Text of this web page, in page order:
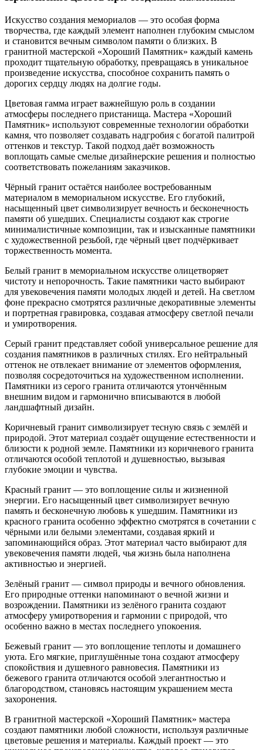
Искусство создания мемориалов — это особая форма
творчества, где каждый элемент наполнен глубоким смыслом
и становится вечным символом памяти о близких. В
гранитной мастерской «Хороший Памятник» каждый камень
проходит тщательную обработку, превращаясь в уникальное
произведение искусства, способное сохранить память о
дорогих сердцу людях на долгие годы.
Цветовая гамма играет важнейшую роль в создании
атмосферы последнего пристанища. Мастера «Хороший
Памятник» используют современные технологии обработки
камня, что позволяет создавать надгробия с богатой палитрой
оттенков и текстур. Такой подход даёт возможность
воплощать самые смелые дизайнерские решения и полностью
соответствовать пожеланиям заказчиков.
Чёрный гранит остаётся наиболее востребованным
материалом в мемориальном искусстве. Его глубокий,
насыщенный цвет символизирует вечность и бесконечность
памяти об ушедших. Специалисты создают как строгие
минималистичные композиции, так и изысканные памятники
с художественной резьбой, где чёрный цвет подчёркивает
торжественность момента.
Белый гранит в мемориальном искусстве олицетворяет
чистоту и непорочность. Такие памятники часто выбирают
для увековечения памяти молодых людей и детей. На светлом
фоне прекрасно смотрятся различные декоративные элементы
и портретная гравировка, создавая атмосферу светлой печали
и умиротворения.
Серый гранит представляет собой универсальное решение для
создания памятников в различных стилях. Его нейтральный
оттенок не отвлекает внимание от элементов оформления,
позволяя сосредоточиться на художественном исполнении.
Памятники из серого гранита отличаются утончённым
внешним видом и гармонично вписываются в любой
ландшафтный дизайн.
Коричневый гранит символизирует тесную связь с землёй и
природой. Этот материал создаёт ощущение естественности и
близости к родной земле. Памятники из коричневого гранита
отличаются особой теплотой и душевностью, вызывая
глубокие эмоции и чувства.
Красный гранит — это воплощение силы и жизненной
энергии. Его насыщенный цвет символизирует вечную
память и бесконечную любовь к ушедшим. Памятники из
красного гранита особенно эффектно смотрятся в сочетании с
чёрными или белыми элементами, создавая яркий и
запоминающийся образ. Этот материал часто выбирают для
увековечения памяти людей, чья жизнь была наполнена
активностью и энергией.
Зелёный гранит — символ природы и вечного обновления.
Его природные оттенки напоминают о вечной жизни и
возрождении. Памятники из зелёного гранита создают
атмосферу умиротворения и гармонии с природой, что
особенно важно в местах последнего упокоения.
Бежевый гранит — это воплощение теплоты и домашнего
уюта. Его мягкие, приглушённые тона создают атмосферу
спокойствия и душевного равновесия. Памятники из
бежевого гранита отличаются особой элегантностью и
благородством, становясь настоящим украшением места
захоронения.
В гранитной мастерской «Хороший Памятник» мастера
создают памятники любой сложности, используя различные
цветовые решения и материалы. Каждый проект — это